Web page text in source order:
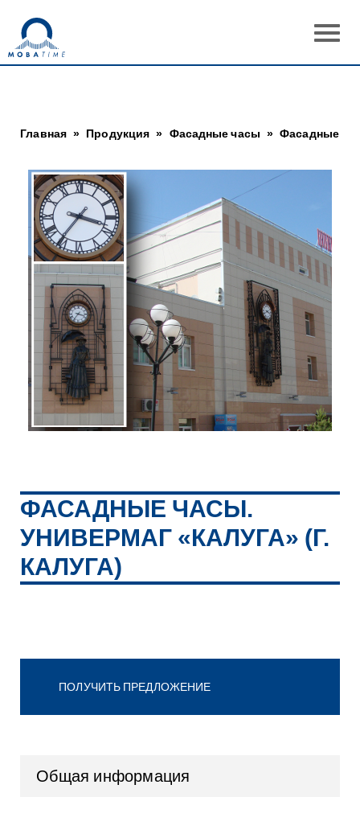
Главная » Продукция » Фасадные часы » Фасадные
ФАСАДНЫЕ ЧАСЫ.
УНИВЕРМАГ «КАЛУГА» (Г.
КАЛУГА)
ПОЛУЧИТЬ ПРЕДЛОЖЕНИЕ
Общая информация